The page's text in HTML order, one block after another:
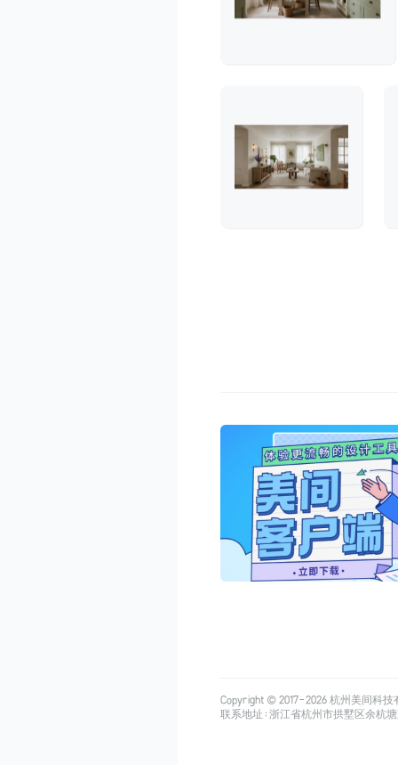
Copyright © 2017-2026杭州美间科技
联系地址：浙江省杭州市拱墅区余杭